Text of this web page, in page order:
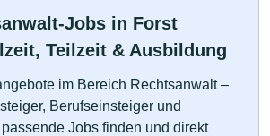
Jobs in Forst
Teilzeit & Ausbildung
im Bereich Rechtsanwalt –
Berufseinsteiger und
Jobs finden und direkt